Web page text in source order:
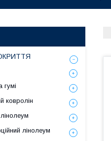
гумі
ковролін
лінолеум